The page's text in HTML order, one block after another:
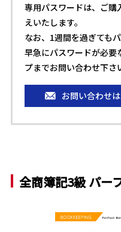
専用パスワードは、ご購
えいたします。
なお、1週間を過ぎても
早急にパスワードが必要
プまでお問い合わせ下さ
お問い合わせ
全商簿記3級 パー